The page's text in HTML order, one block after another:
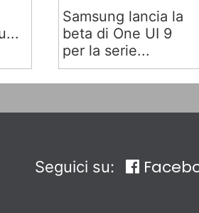
Samsung lancia la
beta di One UI 9
per la serie...
Seguici su: